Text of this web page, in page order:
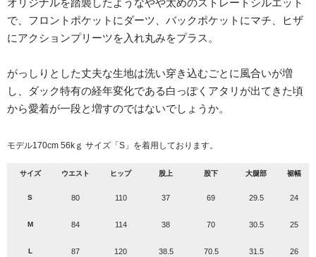
オリジナルを踏襲したようなやや太めのストレートシルエット
で、フロントポケットにダーツ、バックポケットにマチ、ヒザ
にアクションプリーツを入れ丸みをプラス。
がっしりとした丈夫な生地は洗い穿き込むごとに風合いが増
し、ダック特有の経年変化である白っぽくアタリが出てきた頃
から愛着が一段と増すのではないでしょうか。
モデル170cm 56kｇ サイズ「S」を着用しております。
サイズ ウエスト ヒップ 股上 股下 大腿部 裾幅
S 80 110 37 69 29.5 24
M 84 114 38 70 30.5 25
L 87 120 38.5 70.5 31.5 26